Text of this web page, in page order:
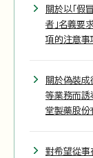
關於以「
者」名義要
項的注意事
關於偽裝
等業務而誘
堂製藥股份
對希望從事